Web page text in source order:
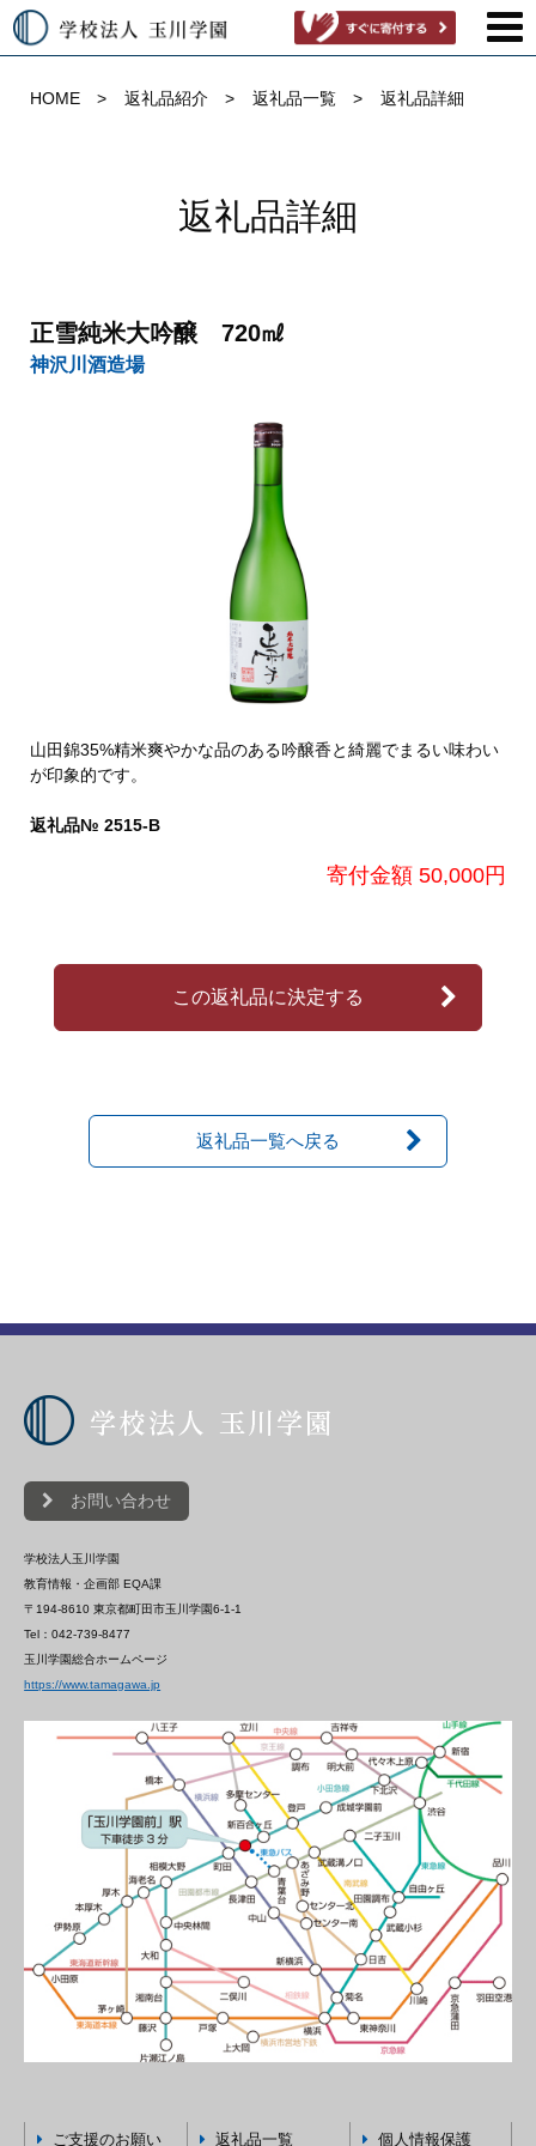
HOME 返礼品紹介 返礼品一覧 返礼品詳細
返礼品詳細
正雪純米大吟醸 720㎖
神沢川酒造場
山田錦35%精米爽やかな品のある吟醸香と綺麗でまるい味わい
が印象的です。
返礼品№ 2515-B
寄付金額 50,000円
この返礼品に決定する
返礼品一覧へ戻る
お問い合わせ
学校法人玉川学園
教育情報・企画部 EQA課
〒194-8610 東京都町田市玉川学園6-1-1
Tel：042-739-8477
玉川学園総合ホームページ
https://www.tamagawa.jp
ご支援のお願い 返礼品一覧 個人情報保護